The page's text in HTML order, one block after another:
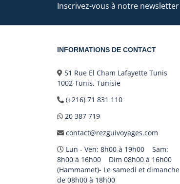
Inscrivez-vous à notre newsletter
INFORMATIONS DE CONTACT
51 Rue El Cham Lafayette Tunis
1002 Tunis, Tunisie
(+216) 71 831 110
20 387 719
contact@rezguivoyages.com
Lun - Ven: 8h00 à 19h00 Sam:
8h00 à 16h00 Dim 08h00 à 16h00
(Hammamet)- Le samedi et dimanche
de 08h00 à 18h00